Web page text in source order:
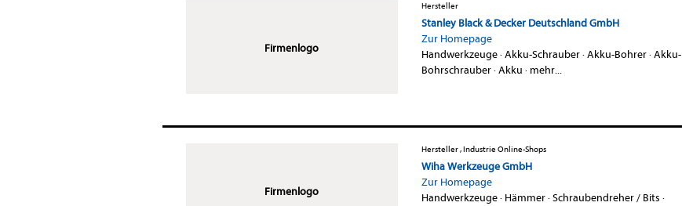
Firmenlogo
Hersteller
Stanley Black & Decker Deutschland GmbH
Zur Homepage
Handwerkzeuge·Akku-Schrauber·Akku-Bohrer·Akku-
Bohrschrauber·Akku · mehr...
Firmenlogo
Hersteller , Industrie Online-Shops
Wiha Werkzeuge GmbH
Zur Homepage
Handwerkzeuge· Hämmer·Schraubendreher / Bits ·